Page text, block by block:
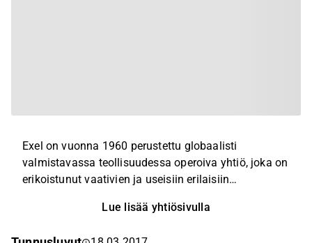
Exel on vuonna 1960 perustettu globaalisti
valmistavassa teollisuudessa operoiva yhtiö, joka on
erikoistunut vaativien ja useisiin erilaisiin
komposiittituotteiden suunnitteluun, valmistamiseen
Lue lisää yhtiösivulla